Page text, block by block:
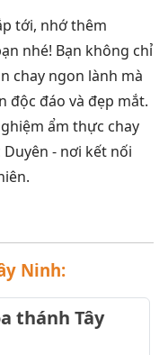
tới, nhớ thêm
nhé! Bạn không chỉ
chay ngon lành mà
độc đáo và đẹp mắt.
ẩm thực chay
- nơi kết nối
Ninh:
thánh Tây